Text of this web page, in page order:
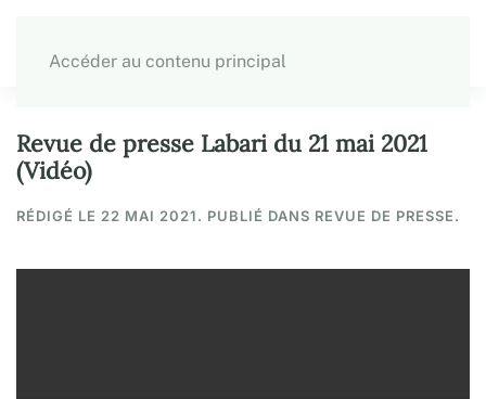
Accéder au contenu principal
Revue de presse Labari du 21 mai 2021
(Vidéo)
RÉDIGÉ LE 22 MAI 2021. PUBLIÉ DANS REVUE DE PRESSE.